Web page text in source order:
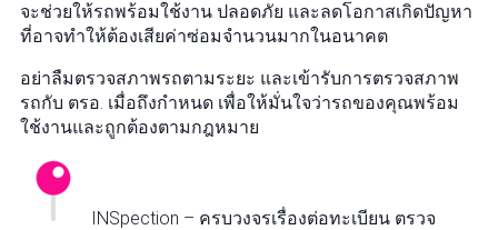
จะช่วยให้รถพร้อมใช้งาน ปลอดภัย และลดโอกาสเกิดปัญหา
ที่อาจทำให้ต้องเสียค่าซ่อมจำนวนมากในอนาคต
อย่าลืมตรวจสภาพรถตามระยะ และเข้ารับการตรวจสภาพ
รถกับ ตรอ. เมื่อถึงกำหนด เพื่อให้มั่นใจว่ารถของคุณพร้อม
ใช้งานและถูกต้องตามกฎหมาย
INSpection – ครบวงจรเรื่องต่อทะเบียน ตรวจ